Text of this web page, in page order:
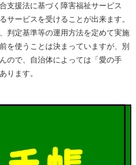
支援法に基づく障害福祉サービス
サービスを受けることが出来ます。
判定基準等の運用方法を定めて実施
を使うことは決まっていますが、別
ので、自治体によっては「愛の手
ります。